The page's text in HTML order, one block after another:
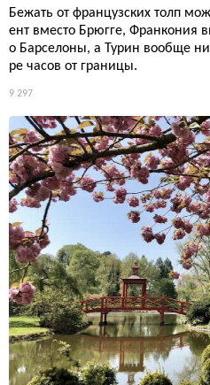
Бежать от французских толп
ент вместо Брюгге, Франкония
о Барселоны, а Турин вообще
ре часов от границы.
9 297